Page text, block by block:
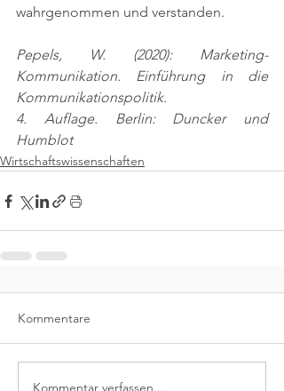
wahrgenommen und verstanden.
Pepels, W. (2020): Marketing-
Kommunikation. Einführung in die
Kommunikationspolitik.
4. Auflage. Berlin: Duncker und
Humblot
Wirtschaftswissenschaften
Kommentare
Kommentar verfassen...